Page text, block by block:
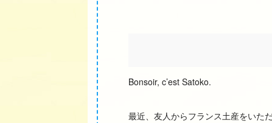
Bonsoir, c’est Satoko.
最近、友人からフランス土産をいただ